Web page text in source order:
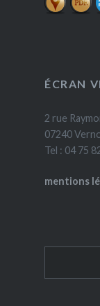
ÉCRAN
2 rue
07240
Tel : 04 75
mentions